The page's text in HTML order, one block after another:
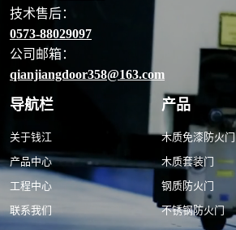
技术售后：
0573-88029097
公司邮箱：
qianjiangdoor358@163.com
导航栏
关于钱江
产品中心
工程中心
联系我们
产品
木质免漆防火门
木质套装门
钢质防火门
不锈钢防火门